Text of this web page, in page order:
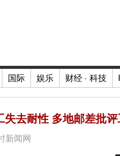
国际 娱乐 财经 · 科技
去耐性 多地邮差批
新闻网